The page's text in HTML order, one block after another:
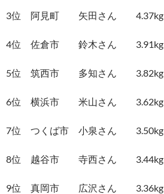
3位 阿見町 矢田さん 4.37kg
4位 佐倉市 鈴木さん 3.91kg
5位 筑西市 多知さん 3.82kg
6位 横浜市 米山さん 3.62kg
7位 つくば市 小泉さん 3.50kg
8位 越谷市 寺西さん 3.44kg
9位 真岡市 広沢さん 3.36kg